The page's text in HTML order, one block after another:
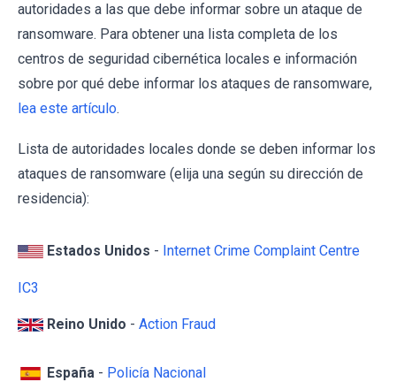
autoridades a las que debe informar sobre un ataque de
ransomware. Para obtener una lista completa de los
centros de seguridad cibernética locales e información
sobre por qué debe informar los ataques de ransomware,
lea este artículo.
Lista de autoridades locales donde se deben informar los
ataques de ransomware (elija una según su dirección de
residencia):
Estados Unidos - Internet Crime Complaint Centre
IC3
Reino Unido - Action Fraud
España - Policía Nacional